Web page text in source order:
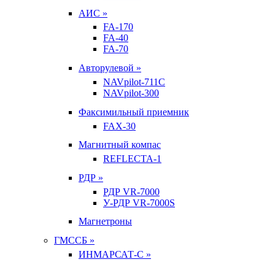
АИС »
FA-170
FA-40
FA-70
Авторулевой »
NAVpilot-711С
NAVpilot-300
Факсимильный приемник
FAX-30
Магнитный компас
REFLECTA-1
РДР »
РДР VR-7000
У-РДР VR-7000S
Магнетроны
ГМССБ »
ИНМАРСАТ-С »